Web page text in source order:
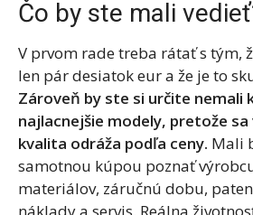
Čo by ste mali
V prvom rade treba rátať s tým,
len pár desiatok eur a že je to
Zároveň by ste si určite nemali
najlacnejšie modely, pretože
kvalita odráža podľa ceny. Mali
samotnou kúpou poznať
materiálov, záručnú dobu,